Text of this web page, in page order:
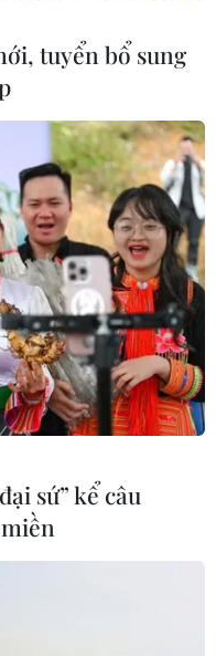
tuyển bổ sung
sứ” kể câu